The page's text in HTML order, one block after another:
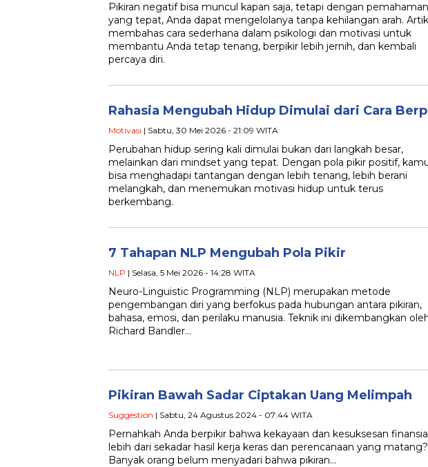
Pikiran negatif bisa muncul kapan saja, tetapi dengan pemahaman
yang tepat, Anda dapat mengelolanya tanpa kehilangan arah.
membahas cara sederhana dalam psikologi dan motivasi untuk
membantu Anda tetap tenang, berpikir lebih jernih, dan kembali
percaya diri.
Rahasia Mengubah Hidup Dimulai dari Cara
Motivasi | Sabtu, 30 Mei 2026 - 21:09 WITA
Perubahan hidup sering kali dimulai bukan dari langkah besar,
melainkan dari mindset yang tepat. Dengan pola pikir positif,
bisa menghadapi tantangan dengan lebih tenang, lebih berani
melangkah, dan menemukan motivasi hidup untuk terus
berkembang.
7 Tahapan NLP Mengubah Pola Pikir
NLP | Selasa, 5 Mei 2026 - 14:28 WITA
Neuro-Linguistic Programming (NLP) merupakan metode
pengembangan diri yang berfokus pada hubungan antara pikiran,
bahasa, emosi, dan perilaku manusia. Teknik ini dikembangkan
Richard Bandler…
Pikiran Bawah Sadar Ciptakan Uang Melimpah
Suggestion | Sabtu, 24 Agustus 2024 - 07:44 WITA
Pernahkah Anda berpikir bahwa kekayaan dan kesuksesan
lebih dari sekadar hasil kerja keras dan perencanaan yang matang?
Banyak orang belum menyadari bahwa pikiran…